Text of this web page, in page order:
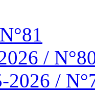
/
2026 /